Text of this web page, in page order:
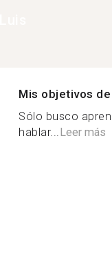
Mis objetivos
Sólo busco
hablar... Leer más